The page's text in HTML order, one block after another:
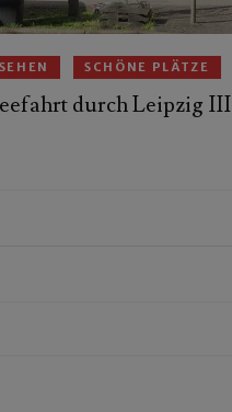
SCHÖNE PLÄTZE
durch Leipzig III